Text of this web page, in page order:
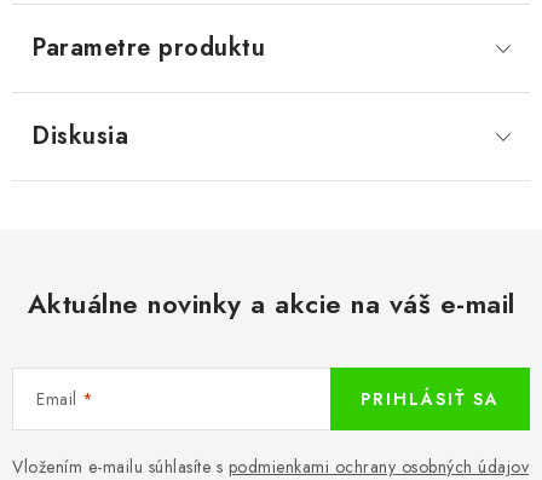
Parametre produktu
Diskusia
Aktuálne novinky a akcie na váš e-mail
Email
Vložením e-mailu súhlasíte s podmienkami ochrany osobných údajov
PRIHLÁSIŤ SA